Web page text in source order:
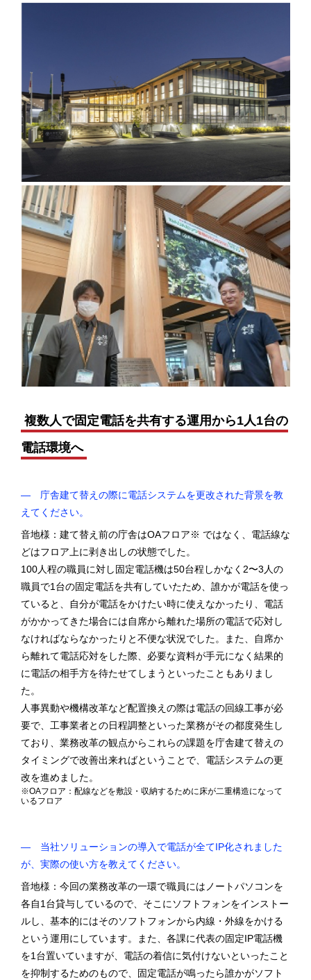
複数人で固定電話を共有する運用から1人1台の
電話環境へ
― 庁舎建て替えの際に電話システムを更改された背景を教
えてください。
音地様：建て替え前の庁舎はOAフロア※ ではなく、電話線な
どはフロア上に剥き出しの状態でした。
100人程の職員に対し固定電話機は50台程しかなく2〜3人の
職員で1台の固定電話を共有していたため、誰かが電話を使っ
ていると、自分が電話をかけたい時に使えなかったり、電話
がかかってきた場合には自席から離れた場所の電話で応対し
なければならなかったりと不便な状況でした。また、自席か
ら離れて電話応対をした際、必要な資料が手元になく結果的
に電話の相手方を待たせてしまうといったこともありまし
た。
人事異動や機構改革など配置換えの際は電話の回線工事が必
要で、工事業者との日程調整といった業務がその都度発生し
ており、業務改革の観点からこれらの課題を庁舎建て替えの
タイミングで改善出来ればということで、電話システムの更
改を進めました。
※OAフロア：配線などを敷設・収納するために床が二重構造になって
いるフロア
― 当社ソリューションの導入で電話が全てIP化されました
が、実際の使い方を教えてください。
音地様：今回の業務改革の一環で職員にはノートパソコンを
各自1台貸与しているので、そこにソフトフォンをインストー
ルし、基本的にはそのソフトフォンから内線・外線をかける
という運用にしています。また、各課に代表の固定IP電話機
を1台置いていますが、電話の着信に気付けないといったこと
を抑制するためのもので、固定電話が鳴ったら誰かがソフト